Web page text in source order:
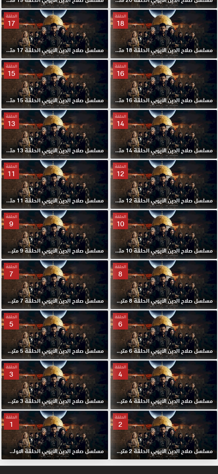
الحلقة
18
مسلسل صلاح الدين الايوبي الحلقة 18 مترجم HD
الحلقة
17
مسلسل صلاح الدين الايوبي الحلقة 17 مترجم HD
الحلقة
16
مسلسل صلاح الدين الايوبي الحلقة 16 مترجم HD
الحلقة
15
مسلسل صلاح الدين الايوبي الحلقة 15 مترجم HD
الحلقة
14
مسلسل صلاح الدين الايوبي الحلقة 14 مترجم HD
الحلقة
13
مسلسل صلاح الدين الايوبي الحلقة 13 مترجم HD
الحلقة
12
مسلسل صلاح الدين الايوبي الحلقة 12 مترجم HD
الحلقة
11
مسلسل صلاح الدين الايوبي الحلقة 11 مترجم HD
الحلقة
10
مسلسل صلاح الدين الايوبي الحلقة 10 مترجم HD
الحلقة
9
مسلسل صلاح الدين الايوبي الحلقة 9 مترجم HD
الحلقة
8
مسلسل صلاح الدين الايوبي الحلقة 8 مترجم HD
الحلقة
7
مسلسل صلاح الدين الايوبي الحلقة 7 مترجم HD
الحلقة
6
مسلسل صلاح الدين الايوبي الحلقة 6 مترجم HD
الحلقة
5
مسلسل صلاح الدين الايوبي الحلقة 5 مترجم HD
الحلقة
4
مسلسل صلاح الدين الايوبي الحلقة 4 مترجم HD
الحلقة
3
مسلسل صلاح الدين الايوبي الحلقة 3 مترجم HD
الحلقة
2
مسلسل صلاح الدين الايوبي الحلقة 2 مترجم HD
الحلقة
1
مسلسل صلاح الدين الايوبي الحلقة الاولي 1 مترجم HD